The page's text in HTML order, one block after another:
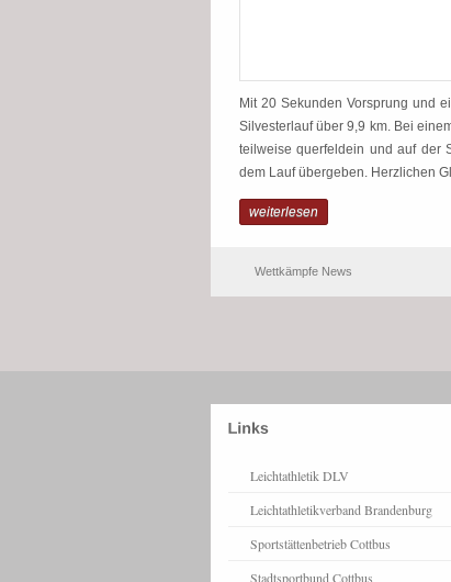
Mit 20 Sekunden Vorsprung und
Silvesterlauf über 9,9 km. Bei
teilweise querfeldein und auf der
dem Lauf übergeben. Herzlichen
weiterlesen
Wettkämpfe News
Leichtathletik DLV
Leichtathletikverband Brandenburg
Sportstättenbetrieb Cottbus
Stadtsportbund Cottbus